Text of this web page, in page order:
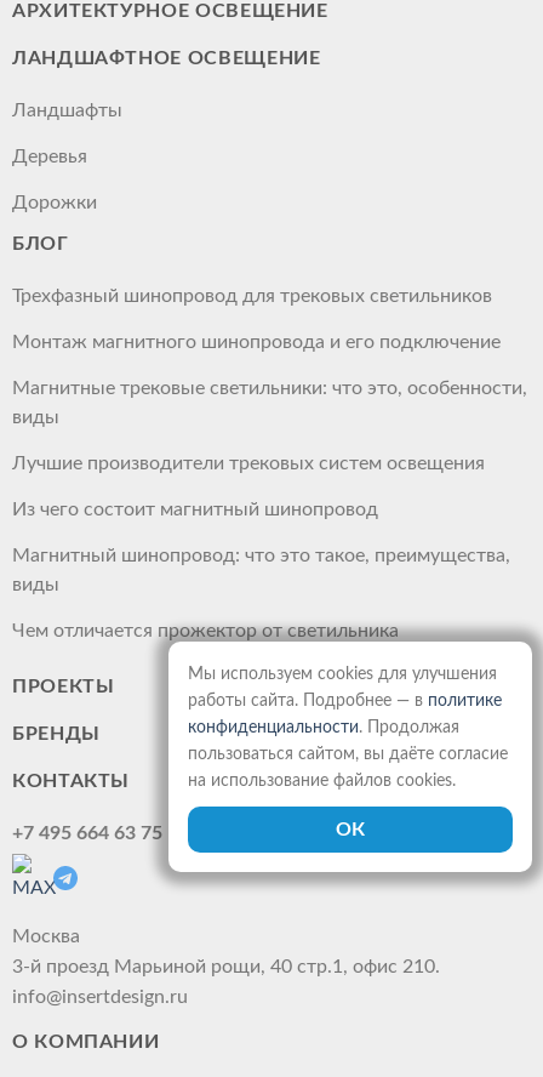
АРХИТЕКТУРНОЕ ОСВЕЩЕНИЕ
ЛАНДШАФТНОЕ ОСВЕЩЕНИЕ
Ландшафты
Деревья
Дорожки
БЛОГ
Трехфазный шинопровод для трековых светильников
Монтаж магнитного шинопровода и его подключение
Магнитные трековые светильники: что это, особенности,
виды
Лучшие производители трековых систем освещения
Из чего состоит магнитный шинопровод
Магнитный шинопровод: что это такое, преимущества,
виды
Чем отличается прожектор от светильника
ПРОЕКТЫ
БРЕНДЫ
КОНТАКТЫ
+7 495 664 63 75
Москва
3-й проезд Марьиной рощи, 40 стр.1, офис 210.
info@insertdesign.ru
О КОМПАНИИ
Мы используем cookies для улучшения
работы сайта. Подробнее — в политике
конфиденциальности. Продолжая
пользоваться сайтом, вы даёте согласие
на использование файлов cookies.